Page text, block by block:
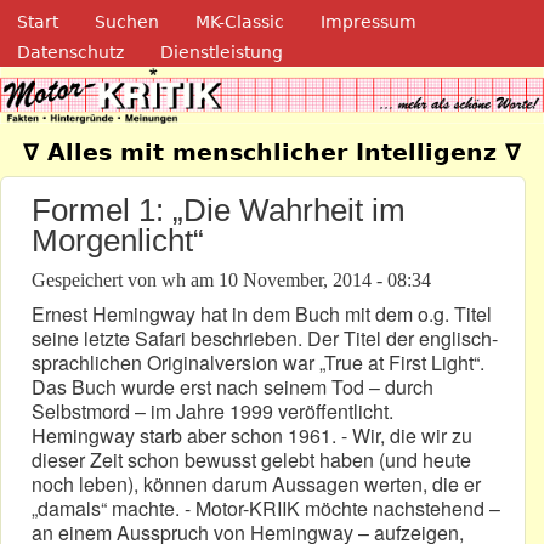
Direkt zum Inhalt
Navigation
Start Suchen MK-Classic
Impressum
Datenschutz
Dienstleistung
Motor-Kritik.de
∇ Alles mit menschlicher Intelligenz ∇
Formel 1: „Die Wahrheit im
Morgenlicht“
Gespeichert von wh am 10 November, 2014 - 08:34
Ernest Hemingway hat in dem Buch mit dem o.g. Titel
seine letzte Safari beschrieben. Der Titel der englisch-
sprachlichen Originalversion war „True at First Light“.
Das Buch wurde erst nach seinem Tod – durch
Selbstmord – im Jahre 1999 veröffentlicht.
Hemingway starb aber schon 1961. - Wir, die wir zu
dieser Zeit schon bewusst gelebt haben (und heute
noch leben), können darum Aussagen werten, die er
„damals“ machte. - Motor-KRIIK möchte nachstehend –
an einem Ausspruch von Hemingway – aufzeigen,